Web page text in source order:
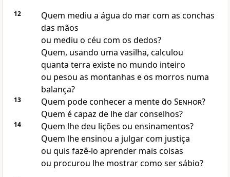
12
Quem mediu a água do mar com as conchas
das mãos
ou mediu o céu com os dedos?
Quem, usando uma vasilha, calculou
quanta terra existe no mundo inteiro
ou pesou as montanhas e os morros numa
balança?
13 Quem pode conhecer a mente do Senhor?
Quem é capaz de lhe dar conselhos?
14
Quem lhe deu lições ou ensinamentos?
Quem lhe ensinou a julgar com justiça
ou quis fazê-lo aprender mais coisas
ou procurou lhe mostrar como ser sábio?